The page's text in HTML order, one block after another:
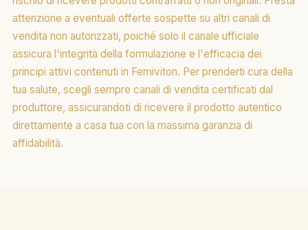
attenzione a eventuali offerte sospette su altri canali di
vendita non autorizzati, poiché solo il canale ufficiale
assicura l'integrità della formulazione e l'efficacia dei
principi attivi contenuti in Femiviton. Per prenderti cura della
tua salute, scegli sempre canali di vendita certificati dal
produttore, assicurandoti di ricevere il prodotto autentico
direttamente a casa tua con la massima garanzia di
affidabilità.